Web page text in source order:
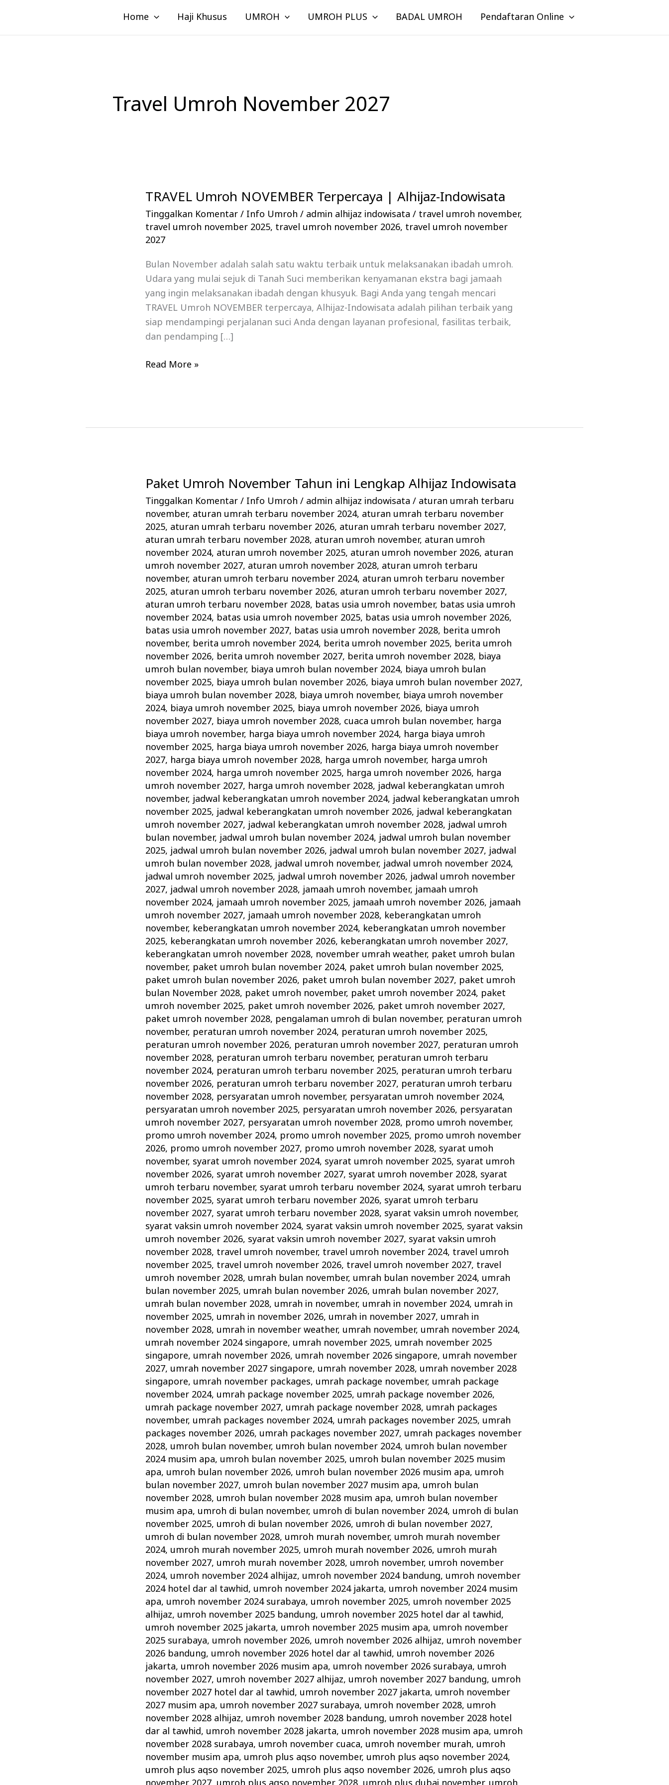
konten
Home Haji Khusus UMROH UMROH PLUS BADAL UMROH Pendaftaran Online
Travel Umroh November 2027
TRAVEL Umroh NOVEMBER Terpercaya | Alhijaz-Indowisata
Tinggalkan Komentar / Info Umroh / admin alhijaz indowisata/ travel umroh november,
travel umroh november 2025, travel umroh november 2026, travel umroh november
2027
Bulan November adalah salah satu waktu terbaik untuk melaksanakan ibadah umroh.
Udara yang mulai sejuk di Tanah Suci memberikan kenyamanan ekstra bagi jamaah
yang ingin melaksanakan ibadah dengan khusyuk. Bagi Anda yang tengah mencari
TRAVEL Umroh NOVEMBER terpercaya, Alhijaz-Indowisata adalah pilihan terbaik yang
siap mendampingi perjalanan suci Anda dengan layanan profesional, fasilitas terbaik,
dan pendamping […]
TRAVEL
Umroh
NOVEMBER
Terpercaya
Alhijaz-
Indowisata
Read More »
Paket Umroh November Tahun ini Lengkap Alhijaz Indowisata
Tinggalkan Komentar / Info Umroh / admin alhijaz indowisata/ aturan umrah terbaru
november, aturan umrah terbaru november 2024, aturan umrah terbaru november
2025, aturan umrah terbaru november 2026, aturan umrah terbaru november 2027,
aturan umrah terbaru november 2028, aturan umroh november, aturan umroh
november 2024, aturan umroh november 2025, aturan umroh november 2026, aturan
umroh november 2027, aturan umroh november 2028, aturan umroh terbaru
november, aturan umroh terbaru november 2024, aturan umroh terbaru november
2025, aturan umroh terbaru november 2026, aturan umroh terbaru november 2027,
aturan umroh terbaru november 2028, batas usia umroh november, batas usia umroh
november 2024, batas usia umroh november 2025, batas usia umroh november 2026,
batas usia umroh november 2027, batas usia umroh november 2028, berita umroh
november, berita umroh november 2024, berita umroh november 2025, berita umroh
november 2026, berita umroh november 2027, berita umroh november 2028, biaya
umroh bulan november, biaya umroh bulan november 2024, biaya umroh bulan
november 2025, biaya umroh bulan november 2026, biaya umroh bulan november 2027,
biaya umroh bulan november 2028, biaya umroh november, biaya umroh november
2024, biaya umroh november 2025, biaya umroh november 2026, biaya umroh
november 2027, biaya umroh november 2028, cuaca umroh bulan november, harga
biaya umroh november, harga biaya umroh november 2024, harga biaya umroh
november 2025, harga biaya umroh november 2026, harga biaya umroh november
2027, harga biaya umroh november 2028, harga umroh november, harga umroh
november 2024, harga umroh november 2025, harga umroh november 2026, harga
umroh november 2027, harga umroh november 2028, jadwal keberangkatan umroh
november, jadwal keberangkatan umroh november 2024, jadwal keberangkatan umroh
november 2025, jadwal keberangkatan umroh november 2026, jadwal keberangkatan
umroh november 2027, jadwal keberangkatan umroh november 2028, jadwal umroh
bulan november, jadwal umroh bulan november 2024, jadwal umroh bulan november
2025, jadwal umroh bulan november 2026, jadwal umroh bulan november 2027, jadwal
umroh bulan november 2028, jadwal umroh november, jadwal umroh november 2024,
jadwal umroh november 2025, jadwal umroh november 2026, jadwal umroh november
2027, jadwal umroh november 2028, jamaah umroh november, jamaah umroh
november 2024, jamaah umroh november 2025, jamaah umroh november 2026, jamaah
umroh november 2027, jamaah umroh november 2028, keberangkatan umroh
november, keberangkatan umroh november 2024, keberangkatan umroh november
2025, keberangkatan umroh november 2026, keberangkatan umroh november 2027,
keberangkatan umroh november 2028, november umrah weather, paket umroh bulan
november, paket umroh bulan november 2024, paket umroh bulan november 2025,
paket umroh bulan november 2026, paket umroh bulan november 2027, paket umroh
bulan November 2028, paket umroh november, paket umroh november 2024, paket
umroh november 2025, paket umroh november 2026, paket umroh november 2027,
paket umroh november 2028, pengalaman umroh di bulan november, peraturan umroh
november, peraturan umroh november 2024, peraturan umroh november 2025,
peraturan umroh november 2026, peraturan umroh november 2027, peraturan umroh
november 2028, peraturan umroh terbaru november, peraturan umroh terbaru
november 2024, peraturan umroh terbaru november 2025, peraturan umroh terbaru
november 2026, peraturan umroh terbaru november 2027, peraturan umroh terbaru
november 2028, persyaratan umroh november, persyaratan umroh november 2024,
persyaratan umroh november 2025, persyaratan umroh november 2026, persyaratan
umroh november 2027, persyaratan umroh november 2028, promo umroh november,
promo umroh november 2024, promo umroh november 2025, promo umroh november
2026, promo umroh november 2027, promo umroh november 2028, syarat umoh
november, syarat umroh november 2024, syarat umroh november 2025, syarat umroh
november 2026, syarat umroh november 2027, syarat umroh november 2028, syarat
umroh terbaru november, syarat umroh terbaru november 2024, syarat umroh terbaru
november 2025, syarat umroh terbaru november 2026, syarat umroh terbaru
november 2027, syarat umroh terbaru november 2028, syarat vaksin umroh november,
syarat vaksin umroh november 2024, syarat vaksin umroh november 2025, syarat vaksin
umroh november 2026, syarat vaksin umroh november 2027, syarat vaksin umroh
november 2028, travel umroh november, travel umroh november 2024, travel umroh
november 2025, travel umroh november 2026, travel umroh november 2027, travel
umroh november 2028, umrah bulan november, umrah bulan november 2024, umrah
bulan november 2025, umrah bulan november 2026, umrah bulan november 2027,
umrah bulan november 2028, umrah in november, umrah in november 2024, umrah in
november 2025, umrah in november 2026, umrah in november 2027, umrah in
november 2028, umrah in november weather, umrah november, umrah november 2024,
umrah november 2024 singapore, umrah november 2025, umrah november 2025
singapore, umrah november 2026, umrah november 2026 singapore, umrah november
2027, umrah november 2027 singapore, umrah november 2028, umrah november 2028
singapore, umrah november packages, umrah package november, umrah package
november 2024, umrah package november 2025, umrah package november 2026,
umrah package november 2027, umrah package november 2028, umrah packages
november, umrah packages november 2024, umrah packages november 2025, umrah
packages november 2026, umrah packages november 2027, umrah packages november
2028, umroh bulan november, umroh bulan november 2024, umroh bulan november
2024 musim apa, umroh bulan november 2025, umroh bulan november 2025 musim
apa, umroh bulan november 2026, umroh bulan november 2026 musim apa, umroh
bulan november 2027, umroh bulan november 2027 musim apa, umroh bulan
november 2028, umroh bulan november 2028 musim apa, umroh bulan november
musim apa, umroh di bulan november, umroh di bulan november 2024, umroh di bulan
november 2025, umroh di bulan november 2026, umroh di bulan november 2027,
umroh di bulan november 2028, umroh murah november, umroh murah november
2024, umroh murah november 2025, umroh murah november 2026, umroh murah
november 2027, umroh murah november 2028, umroh november, umroh november
2024, umroh november 2024 alhijaz, umroh november 2024 bandung, umroh november
2024 hotel dar al tawhid, umroh november 2024 jakarta, umroh november 2024 musim
apa, umroh november 2024 surabaya, umroh november 2025, umroh november 2025
alhijaz, umroh november 2025 bandung, umroh november 2025 hotel dar al tawhid,
umroh november 2025 jakarta, umroh november 2025 musim apa, umroh november
2025 surabaya, umroh november 2026, umroh november 2026 alhijaz, umroh november
2026 bandung, umroh november 2026 hotel dar al tawhid, umroh november 2026
jakarta, umroh november 2026 musim apa, umroh november 2026 surabaya, umroh
november 2027, umroh november 2027 alhijaz, umroh november 2027 bandung, umroh
november 2027 hotel dar al tawhid, umroh november 2027 jakarta, umroh november
2027 musim apa, umroh november 2027 surabaya, umroh november 2028, umroh
november 2028 alhijaz, umroh november 2028 bandung, umroh november 2028 hotel
dar al tawhid, umroh november 2028 jakarta, umroh november 2028 musim apa, umroh
november 2028 surabaya, umroh november cuaca, umroh november murah, umroh
november musim apa, umroh plus aqso november, umroh plus aqso november 2024,
umroh plus aqso november 2025, umroh plus aqso november 2026, umroh plus aqso
Paket
Umroh
November
Tahun
ini
Lengkap
Alhijaz
Indowisata